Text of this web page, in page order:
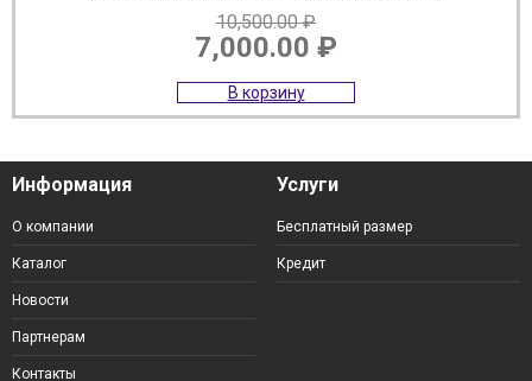
10,500.00₽
Первоначальная
цена
составляла
7,000.00 ₽
Текущая
цена:
7,000.00 ₽.
В корзину
Информация
О компании
Каталог
Новости
Партнерам
Контакты
Услуги
Бесплатный размер
Кредит